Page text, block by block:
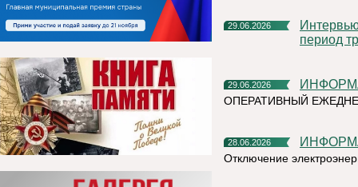
29.06.2026
Интервью руководителя на тему «Назначение пособия на
период
29.06.2026
ОПЕРАТИВНЫЙ
28.06.2026
Отключение